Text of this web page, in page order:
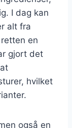
I dag kan
alt fra
en
gjort det
hvilket
også en